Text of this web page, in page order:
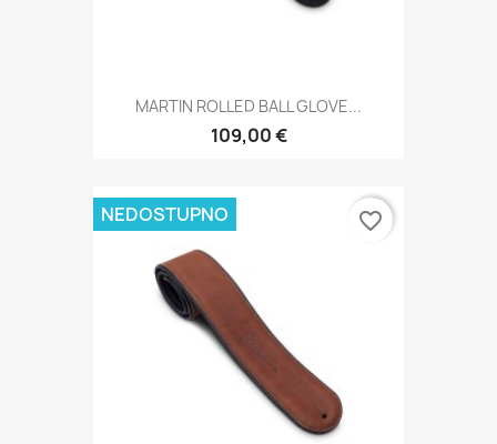
MARTIN ROLLED BALL GLOVE...
109,00 €
NEDOSTUPNO favorite_border